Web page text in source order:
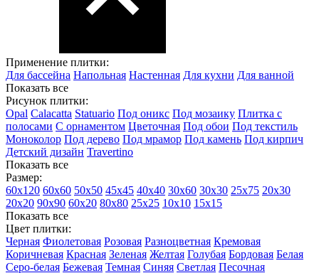
Применение плитки:
Для бассейна Напольная Настенная Для кухни Для ванной
Показать все
Рисунок плитки:
Opal Calacatta Statuario Под оникс Под мозаику Плитка с
полосами С орнаментом Цветочная Под обои Под текстиль
Моноколор Под дерево Под мрамор Под камень Под кирпич
Детский дизайн Travertino
Показать все
Размер:
60х120 60х60 50х50 45х45 40х40 30х60 30х30 25х75 20х30
20х20 90х90 60х20 80х80 25x25 10х10 15х15
Показать все
Цвет плитки:
Черная Фиолетовая Розовая Разноцветная Кремовая
Коричневая Красная Зеленая Желтая Голубая Бордовая Белая
Cеро-белая Бежевая Темная Синяя Светлая Песочная